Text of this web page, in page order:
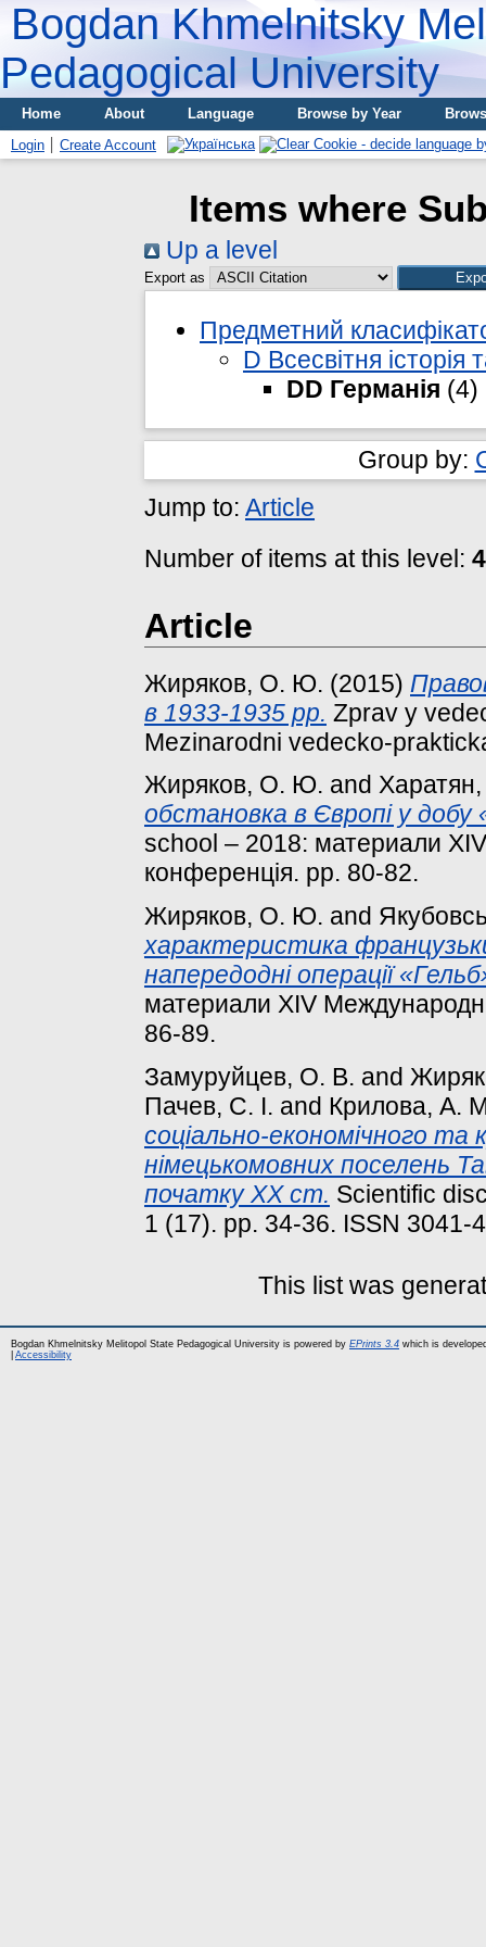
Bogdan Khmelnitsky
Pedagogical University
Home About Language Browse by Year
Login
Create Account
Items where
Up a level
Export as
Предметний
D Всесвітня історія
DD Германія (4)
Group by:
Jump to: Article
Number of items at this level: 4
Article
Жиряков, О. Ю. (2015)
в 1933-1935 рр. Zprav y
Mezinarodni vedecko-
Жиряков, О. Ю. and Харатян,
обстановка в Європі у добу
school – 2018: материали
конференція. pp. 80-82.
Жиряков, О. Ю. and
характеристика
напередодні операції
материали ХІV
86-89.
Замуруйцев, О. В. and
Пачев, С. І. and Крилова, А.
соціально-економічного та
німецькомовних поселень
початку ХХ ст. Scientific
1 (17). pp. 34-36. ISSN 3041-
This list was
Bogdan Khmelnitsky Melitopol State Pedagogical University is powered by EPrints 3.4 which is
Accessibility